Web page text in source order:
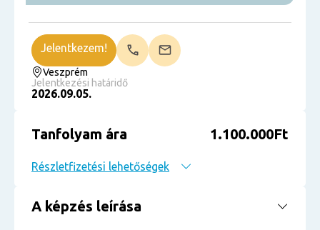
Veszprém
Jelentkezési határidő
2026.09.05.
Jelentkezem!
Tanfolyam ára 1.100.000Ft
Részletfizetési lehetőségek
A képzés leírása